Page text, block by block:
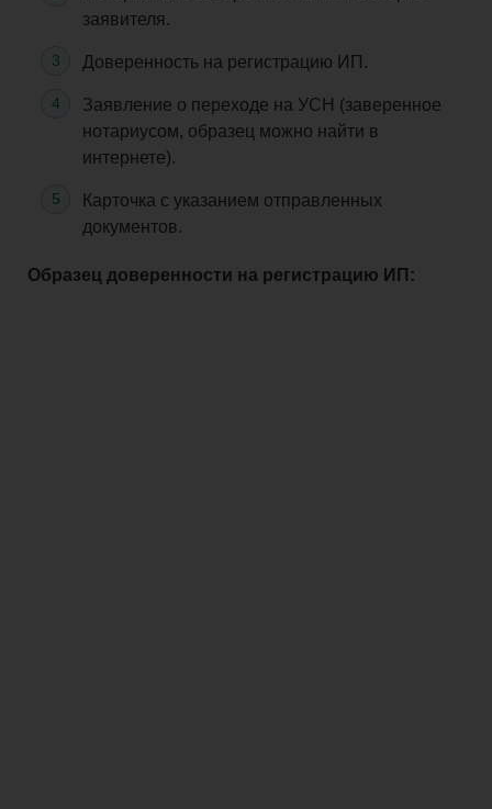
заявителя.
Доверенность на регистрацию ИП.
Заявление о переходе на УСН (заверенное
нотариусом, образец можно найти в
интернете).
Карточка с указанием отправленных
документов.
Образец доверенности на регистрацию ИП: